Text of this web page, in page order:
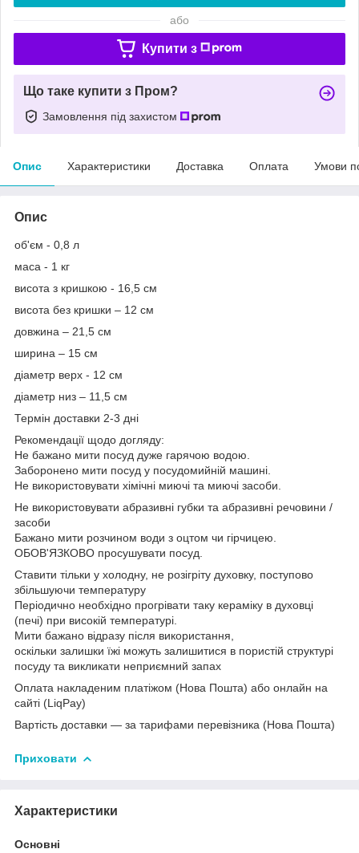
або
Купити з
Що таке купити з Пром?
Замовлення під захистом
Опис Характеристики Доставка Оплата Умови
Опис
об'єм - 0,8 л
маса - 1 кг
висота з кришкою - 16,5 см
висота без кришки – 12 см
довжина – 21,5 см
ширина – 15 см
діаметр верх - 12 см
діаметр низ – 11,5 см
Термін доставки 2-3 дні
Рекомендації щодо догляду:
Не бажано мити посуд дуже гарячою водою.
Заборонено мити посуд у посудомийній машині.
Не використовувати хімічні миючі та миючі засоби.
Не використовувати абразивні губки та абразивні речовини /
засоби
Бажано мити розчином води з оцтом чи гірчицею.
ОБОВ'ЯЗКОВО просушувати посуд.
Ставити тільки у холодну, не розігріту духовку, поступово
збільшуючи температуру
Періодично необхідно прогрівати таку кераміку в духовці
(печі) при високій температурі.
Мити бажано відразу після використання,
оскільки залишки їжі можуть залишитися в пористій структурі
посуду та викликати неприємний запах
Оплата накладеним платіжом (Нова Пошта) або онлайн на
сайті (LiqPay)
Вартість доставки — за тарифами перевізника (Нова Пошта)
Приховати
Характеристики
Основні